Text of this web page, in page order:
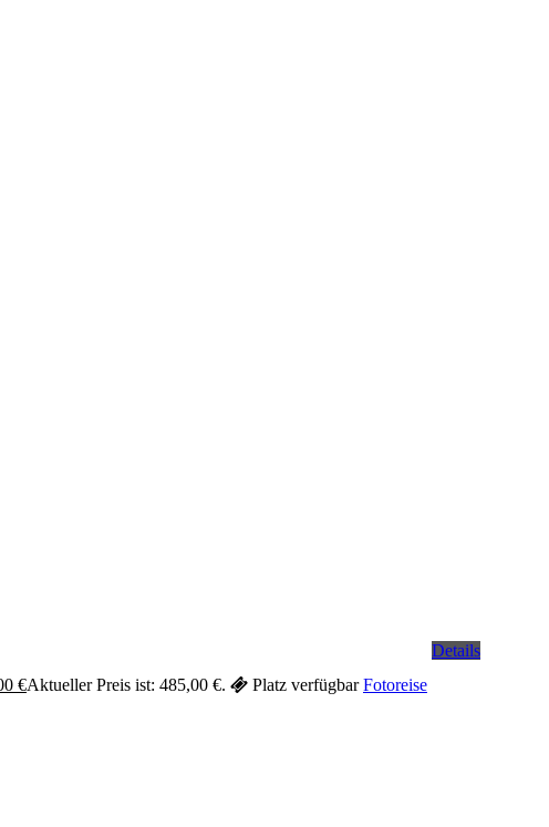
€Aktueller Preis ist: 485,00 €. Platz verfügbar Fotoreise
Details